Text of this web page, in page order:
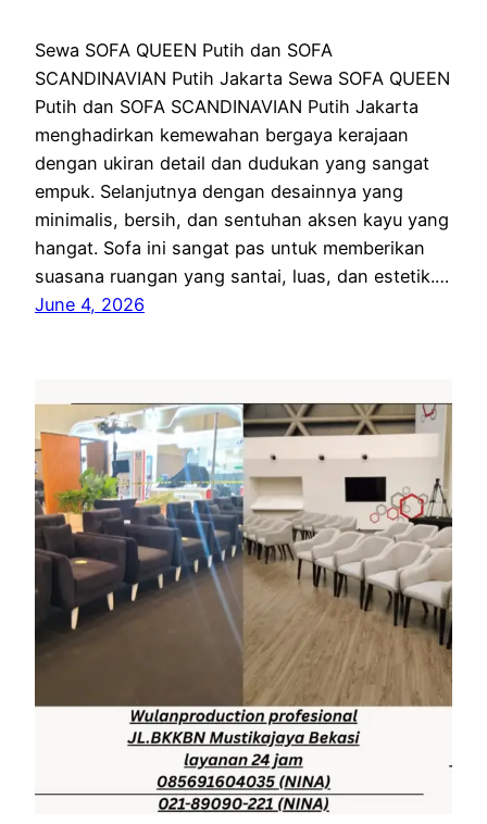
Sewa SOFA QUEEN Putih dan SOFA
SCANDINAVIAN Putih Jakarta Sewa SOFA QUEEN
Putih dan SOFA SCANDINAVIAN Putih Jakarta
menghadirkan kemewahan bergaya kerajaan
dengan ukiran detail dan dudukan yang sangat
empuk. Selanjutnya dengan desainnya yang
minimalis, bersih, dan sentuhan aksen kayu yang
hangat. Sofa ini sangat pas untuk memberikan
suasana ruangan yang santai, luas, dan estetik.…
June 4, 2026